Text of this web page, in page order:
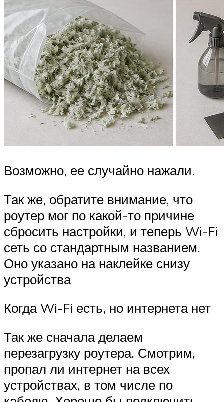
Возможно, ее случайно нажали.
Так же, обратите внимание, что
роутер мог по какой-то причине
сбросить настройки, и теперь Wi-Fi
сеть со стандартным названием.
Оно указано на наклейке снизу
устройства
Когда Wi-Fi есть, но интернета нет
Так же сначала делаем
перезагрузку роутера. Смотрим,
пропал ли интернет на всех
устройствах, в том числе по